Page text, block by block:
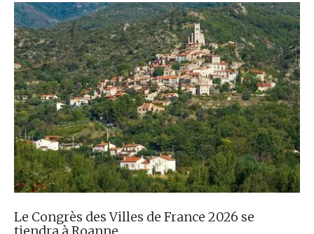
Le Congrès des Villes de France 2026 se
tiendra à Roanne